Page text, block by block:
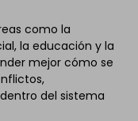
como la
la educación y la
mejor cómo se
del sistema